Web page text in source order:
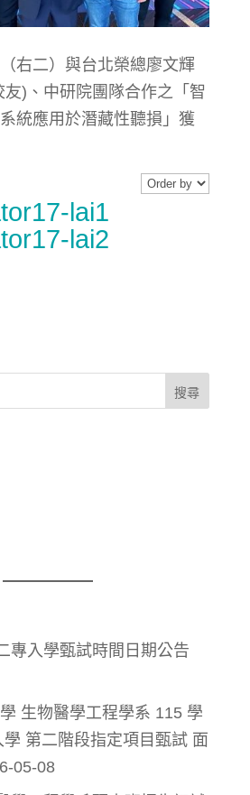
右二）與台北榮總廖文輝
)、中研院團隊合作之「智
統應用於潛藏性聽損」獲
lai1
lai2
專入學甄試時間日期公告
生物醫學工程學系 115 學
第二階段指定項目甄試 面
05-08